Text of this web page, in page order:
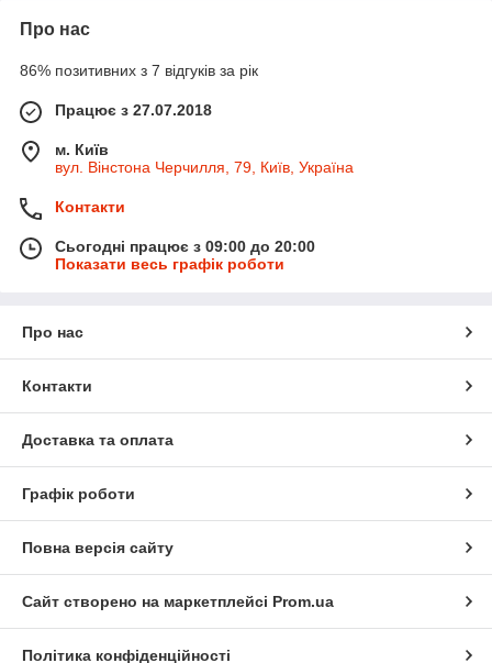
Про нас
86% позитивних з 7 відгуків за рік
Працює з 27.07.2018
м. Київ
вул. Вінстона Черчилля, 79, Київ, Україна
Контакти
Сьогодні працює з 09:00 до 20:00
Показати весь графік роботи
Про нас
Контакти
Доставка та оплата
Графік роботи
Повна версія сайту
Сайт створено на маркетплейсі Prom.ua
Політика конфіденційності